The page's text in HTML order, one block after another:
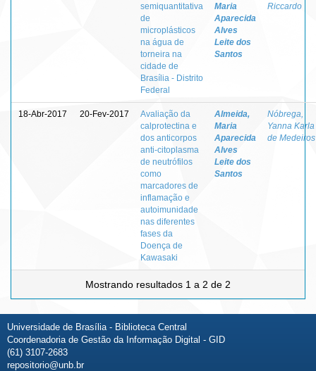
semiquantitativa
de
microplásticos
na água de
torneira na
cidade de
Brasília - Distrito
Federal
Maria
Aparecida
Alves
Leite dos
Santos
Riccardo
18-Abr-2017 20-Fev-2017
Avaliação da
calprotectina e
dos anticorpos
anti-citoplasma
de neutrófilos
como
marcadores de
inflamação e
autoimunidade
nas diferentes
fases da
Doença de
Kawasaki
Almeida,
Maria
Aparecida
Alves
Leite dos
Santos
Nóbrega,
Yanna Karla
de Medeiros
Mostrando resultados 1 a 2 de 2
Universidade de Brasília - Biblioteca Central
Coordenadoria de Gestão da Informação Digital - GID
(61) 3107-2683
repositorio@unb.br